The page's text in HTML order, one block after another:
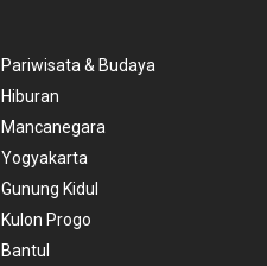
Pariwisata & Budaya
Hiburan
Mancanegara
Yogyakarta
Gunung Kidul
Kulon Progo
Bantul